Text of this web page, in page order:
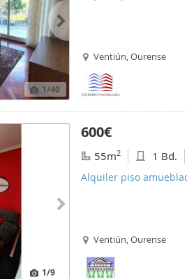
1/40
Ventiún, Ourense
1/9
600€
55m2 1 Bd.
Alquiler piso
Ventiún, Ourense